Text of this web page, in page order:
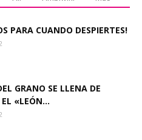
PARA CUANDO DESPIERTES!
GRANO SE LLENA DE
«LEÓN...